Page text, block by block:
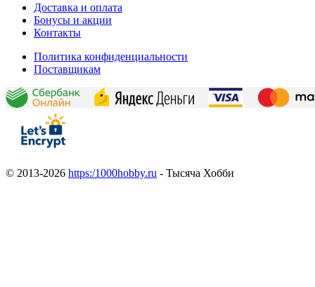
Доставка и оплата
Бонусы и акции
Контакты
Политика конфиденциальности
Поставщикам
© 2013-2026 https:/1000hobby.ru - Тысяча Хобби